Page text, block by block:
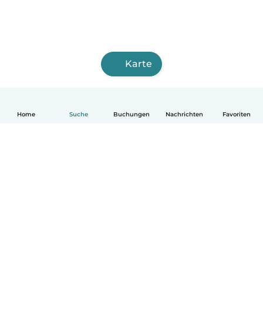
Home Suche Buchungen Nachrichten Favoriten
Karte